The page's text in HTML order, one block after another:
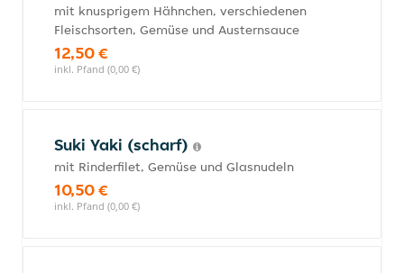
mit knusprigem Hähnchen, verschiedenen
Fleischsorten, Gemüse und Austernsauce
12,50 €
inkl. Pfand (0,00 €)
Suki Yaki (scharf)
mit Rinderfilet, Gemüse und Glasnudeln
10,50 €
inkl. Pfand (0,00 €)